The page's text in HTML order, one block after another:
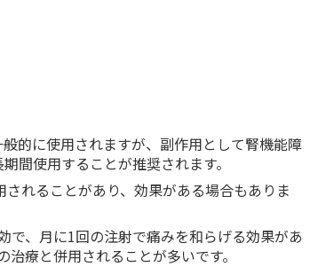
的に使用されますが、副作用として腎機能障
間使用することが推奨されます。
されることがあり、効果がある場合もありま
で、月に1回の注射で痛みを和らげる効果があ
療と併用されることが多いです。